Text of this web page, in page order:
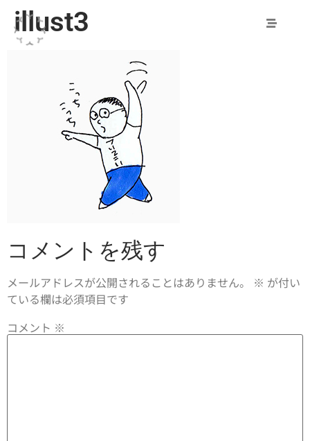
illust3
コメントを残す
メールアドレスが公開されることはありません。 ※ が付い
ている欄は必須項目です
コメント ※